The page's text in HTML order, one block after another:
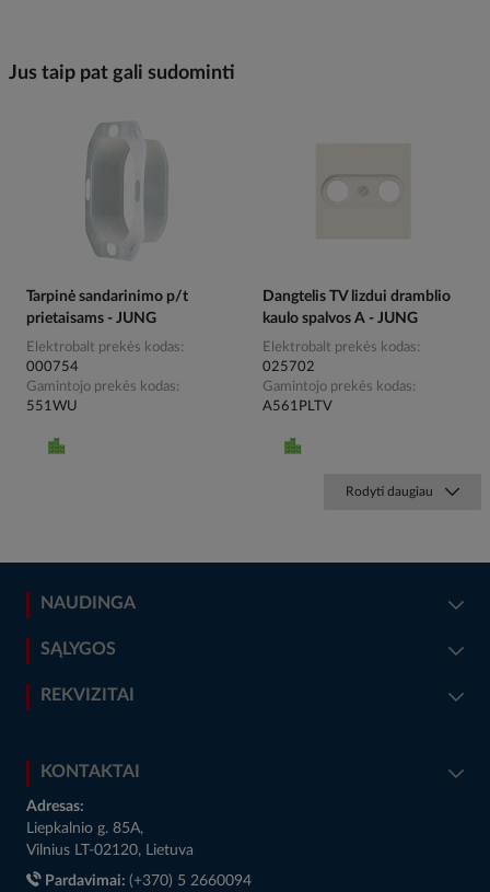
Jus taip pat gali sudominti
Tarpinė sandarinimo p/t
prietaisams - JUNG
Elektrobalt prekės kodas
000754
Gamintojo prekės kodas
551WU
Dangtelis TV lizdui dramblio
kaulo spalvos A - JUNG
Elektrobalt prekės kodas
025702
Gamintojo prekės kodas
A561PLTV
Rodyti daugiau
NAUDINGA
SĄLYGOS
REKVIZITAI
KONTAKTAI
Adresas:
Liepkalnio g. 85A,
Vilnius LT-02120, Lietuva
Pardavimai: (+370) 5 2660094